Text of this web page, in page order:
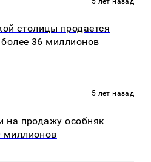
столицы продается
36 миллионов
5 лет назад
на продажу особняк
миллионов